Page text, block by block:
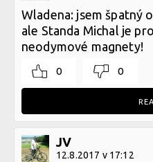
Wladena: jsem špatný
ale Standa Michal je
neodymové magnety!
0 0
JV
12.8.2017 v 17:12